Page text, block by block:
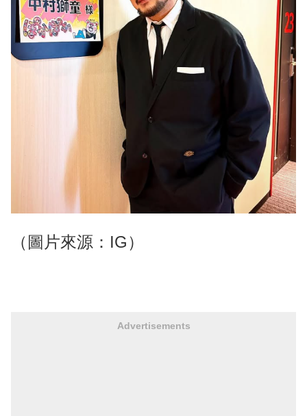
（圖片來源：IG）
Advertisements